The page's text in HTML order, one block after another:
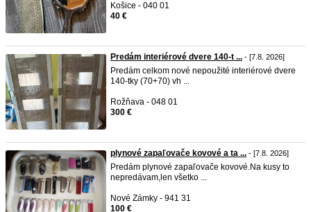
Košice - 040 01
40 €
Predám interiérové dvere 140-t ... - [7.8. 2026]
Predám celkom nové nepoužité interiérové dvere
140-tky (70+70) vh ...
Rožňava - 048 01
300 €
plynové zapaľovače kovové a ta ... - [7.8. 2026]
Predám plynové zapaľovače kovové.Na kusy to
nepredávam,len všetko ...
Nové Zámky - 941 31
100 €